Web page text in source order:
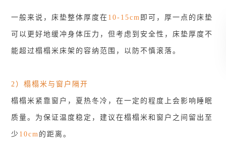
一般来说，床垫整体厚度在 10-15cm 即可，厚一点的床垫
可以更好地缓冲身体压力，但考虑到安全性，床垫厚度不
能超过榻榻米床架的容纳范围，以防不慎滚落。
2）榻榻米与窗户隔开
榻榻米紧靠窗户，夏热冬冷，在一定的程度上会影响睡眠
质量。为保证温度稳定，建议在榻榻米和窗户之间留出至
少 10cm 的距离。